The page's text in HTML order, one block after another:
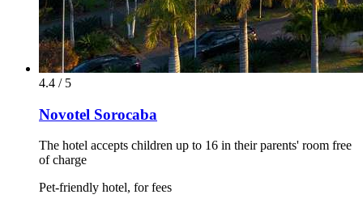
4.4 / 5
Novotel Sorocaba
The hotel accepts children up to 16 in their parents' room free
of charge
Pet-friendly hotel, for fees